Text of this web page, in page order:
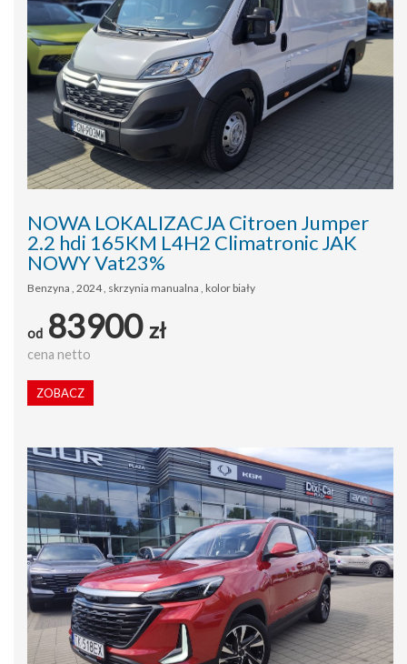
NOWA LOKALIZACJA Citroen Jumper
2.2 hdi 165KM L4H2 Climatronic JAK
NOWY Vat23%
Benzyna , 2024 , skrzynia manualna , kolor biały
od 83900 zł
cena netto
ZOBACZ